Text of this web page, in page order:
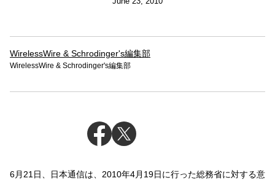
WirelessWire & Schrodinger's編集部
WirelessWire & Schrodinger's編集部
6月21日、日本通信は、2010年4月19日に行った総務省に対する意